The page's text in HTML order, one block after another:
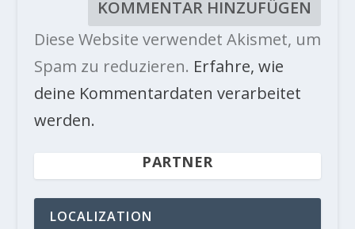
Diese Website verwendet Akismet, um
Spam zu reduzieren. Erfahre, wie
deine Kommentardaten verarbeitet
werden.
PARTNER
LOCALIZATION